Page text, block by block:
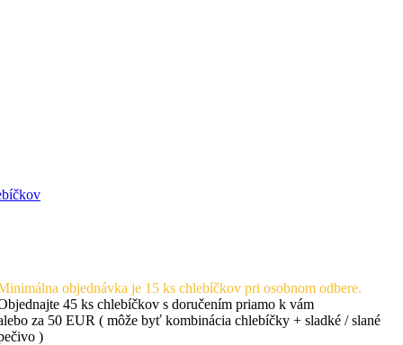
objednávka je 15 ks chlebíčkov pri osobnom odbere.
45 ks chlebíčkov s doručením priamo k vám
za 50 EUR ( môže byť kombinácia chlebíčky + sladké / slané
)